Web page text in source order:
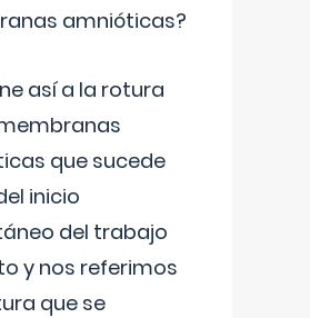
amnióticas?
así a la rotura
que sucede
inicio
del trabajo
y nos referimos
que se